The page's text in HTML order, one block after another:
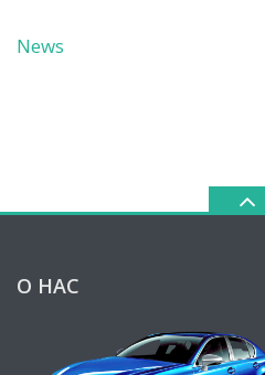
News
О НАС